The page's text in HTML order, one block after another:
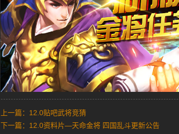
上一篇：12.0贴吧武将竞猜
下一篇：12.0资料片—天命金将 四国乱斗更新公告